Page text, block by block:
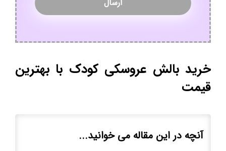
خرید بالش عروسکی کودک با بهترین
قیمت
آنچه در این مقاله می خوانید...